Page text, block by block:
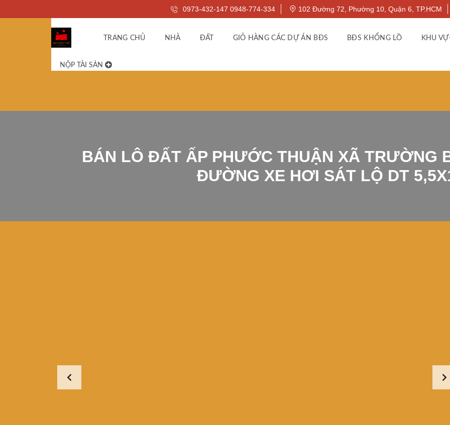
0973-432-147 0948-774-334 102 Đường 72, Phường 10, Quận 6, TP.HCM
TRANG CHỦ NHÀ ĐẤT GIỎ HÀNG CÁC DỰ ÁN BĐS BĐS KHỔNG LỒ KHU
NỘP TÀI SẢN
BÁN LÔ ĐẤT ẤP PHƯỚC THUẬN XÃ TRƯỜNG
ĐƯỜNG XE HƠI SÁT LỘ DT